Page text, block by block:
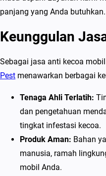
panjang yang Anda butuhkan.
Keunggulan
Sebagai jasa anti kecoa
Pest menawarkan berbagai
Tenaga Ahli Terlatih:
dan pengetahuan
tingkat infestasi kecoa.
Produk Aman: Bahan
manusia, ramah
mobil Anda.